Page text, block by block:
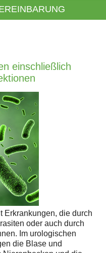
einschließlich
Erkrankungen, die durch
oder auch durch
Im urologischen
die Blase und